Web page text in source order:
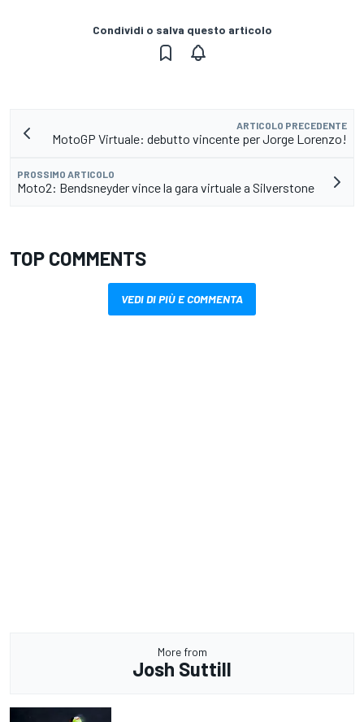
Condividi o salva questo articolo
ARTICOLO PRECEDENTE
MotoGP Virtuale: debutto vincente per Jorge Lorenzo!
PROSSIMO ARTICOLO
Moto2: Bendsneyder vince la gara virtuale a Silverstone
TOP COMMENTS
VEDI DI PIÙ E COMMENTA
More from
Josh Suttill